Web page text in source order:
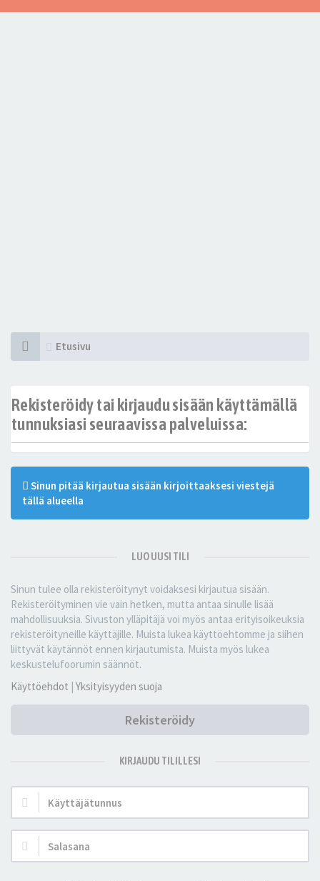
Etusivu
Rekisteröidy tai kirjaudu sisään käyttämällä
tunnuksiasi seuraavissa palveluissa:
Sinun pitää kirjautua sisään kirjoittaaksesi viestejä
tällä alueella
LUO UUSI TILI
Sinun tulee olla rekisteröitynyt voidaksesi kirjautua sisään.
Rekisteröityminen vie vain hetken, mutta antaa sinulle lisää
mahdollisuuksia. Sivuston ylläpitäjä voi myös antaa erityisoikeuksia
rekisteröityneille käyttäjille. Muista lukea käyttöehtomme ja siihen
liittyvät käytännöt ennen kirjautumista. Muista myös lukea
keskustelufoorumin säännöt.
Käyttöehdot | Yksityisyyden suoja
Rekisteröidy
KIRJAUDU TILILLESI
Käyttäjätunnus:
Salasana: